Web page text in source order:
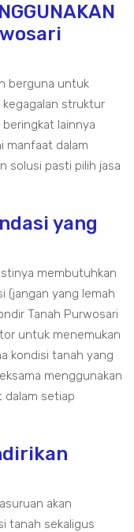
berguna untuk
struktur
lainnya
manfaat dalam
solusi pasti pilih jasa
yang
membutuhkan
(jangan yang lemah
Tanah Purwosari
untuk menemukan
kondisi tanah yang
menggunakan
dalam setiap
akan
tanah sekaligus